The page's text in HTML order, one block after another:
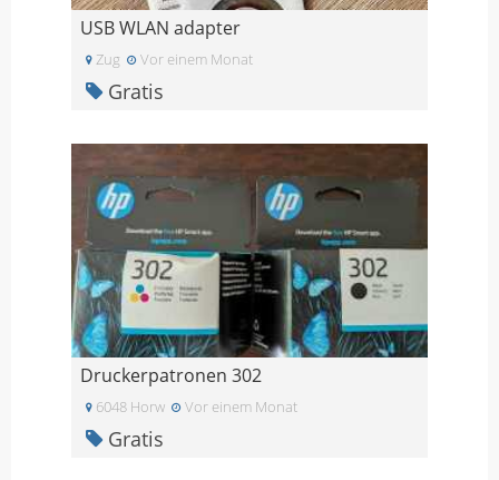
USB WLAN adapter
Zug Vor einem Monat
Gratis
Druckerpatronen 302
6048 Horw Vor einem Monat
Gratis